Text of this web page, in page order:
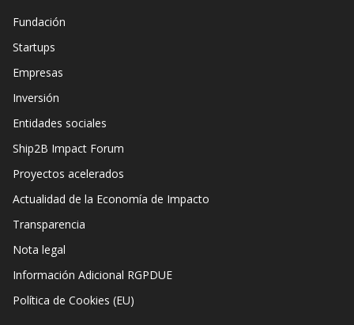
Fundación
Startups
Empresas
Inversión
Entidades sociales
Ship2B Impact Forum
Proyectos acelerados
Actualidad de la Economía de Impacto
Transparencia
Nota legal
Información Adicional RGPDUE
Política de Cookies (EU)